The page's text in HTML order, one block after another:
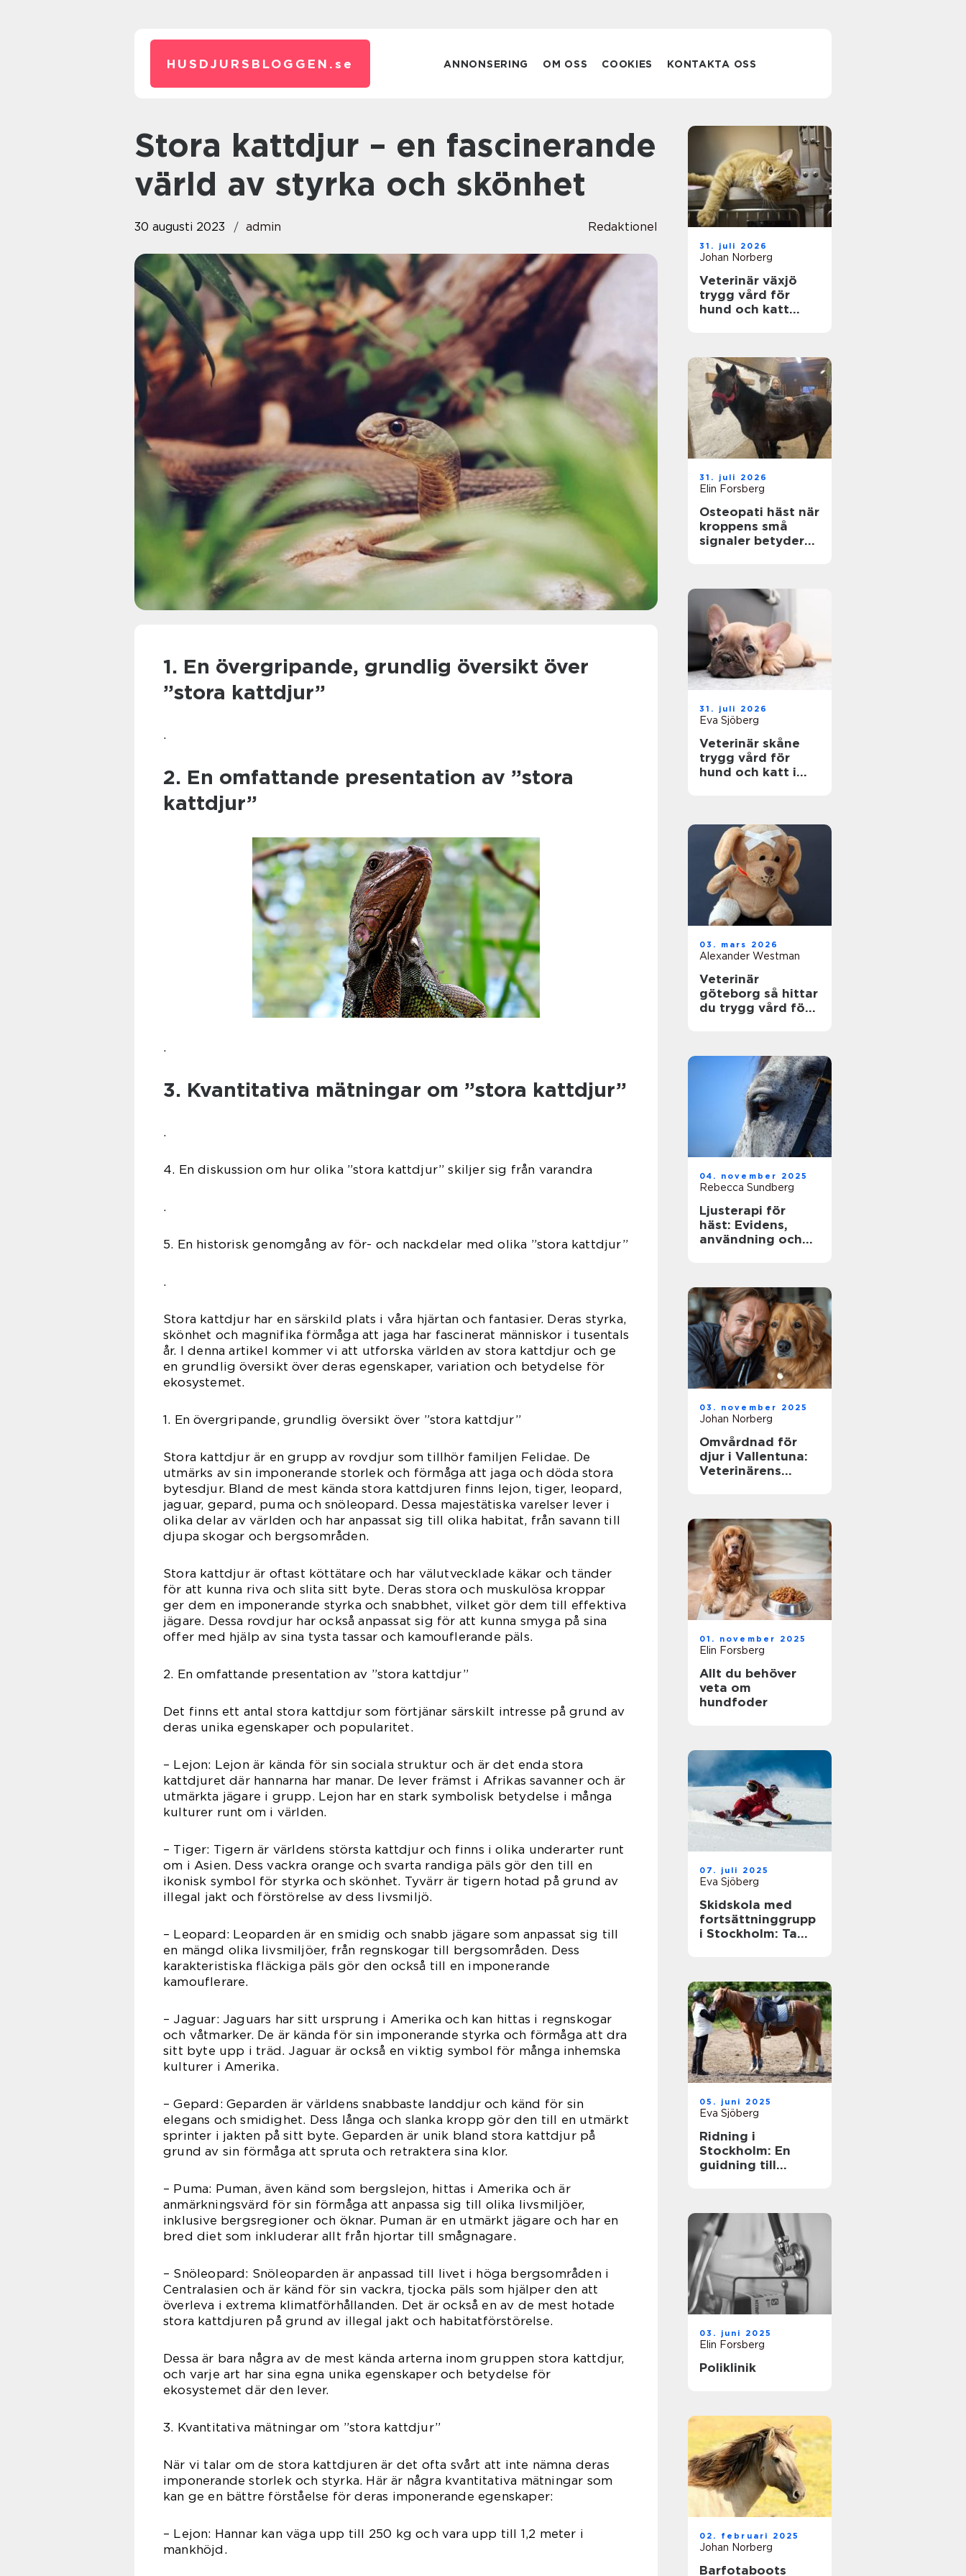
HUSDJURSBLOGGEN. se ANNONSERING OM OSS COOKIES KONTAKTA OSS
Stora kattdjur – en fascinerande
värld av styrka och skönhet
30 augusti 2023 admin Redaktionel
1. En övergripande, grundlig översikt över
”stora kattdjur”
.
2. En omfattande presentation av ”stora
kattdjur”
.
3. Kvantitativa mätningar om ”stora kattdjur”
.
4. En diskussion om hur olika ”stora kattdjur” skiljer sig från varandra
.
5. En historisk genomgång av för- och nackdelar med olika ”stora kattdjur”
.
Stora kattdjur har en särskild plats i våra hjärtan och fantasier. Deras styrka,
skönhet och magnifika förmåga att jaga har fascinerat människor i tusentals
år. I denna artikel kommer vi att utforska världen av stora kattdjur och ge
en grundlig översikt över deras egenskaper, variation och betydelse för
ekosystemet.
1. En övergripande, grundlig översikt över ”stora kattdjur”
Stora kattdjur är en grupp av rovdjur som tillhör familjen Felidae. De
utmärks av sin imponerande storlek och förmåga att jaga och döda stora
bytesdjur. Bland de mest kända stora kattdjuren finns lejon, tiger, leopard,
jaguar, gepard, puma och snöleopard. Dessa majestätiska varelser lever i
olika delar av världen och har anpassat sig till olika habitat, från savann till
djupa skogar och bergsområden.
Stora kattdjur är oftast köttätare och har välutvecklade käkar och tänder
för att kunna riva och slita sitt byte. Deras stora och muskulösa kroppar
ger dem en imponerande styrka och snabbhet, vilket gör dem till effektiva
jägare. Dessa rovdjur har också anpassat sig för att kunna smyga på sina
offer med hjälp av sina tysta tassar och kamouflerande päls.
2. En omfattande presentation av ”stora kattdjur”
Det finns ett antal stora kattdjur som förtjänar särskilt intresse på grund av
deras unika egenskaper och popularitet.
– Lejon: Lejon är kända för sin sociala struktur och är det enda stora
kattdjuret där hannarna har manar. De lever främst i Afrikas savanner och är
utmärkta jägare i grupp. Lejon har en stark symbolisk betydelse i många
kulturer runt om i världen.
– Tiger: Tigern är världens största kattdjur och finns i olika underarter runt
om i Asien. Dess vackra orange och svarta randiga päls gör den till en
ikonisk symbol för styrka och skönhet. Tyvärr är tigern hotad på grund av
illegal jakt och förstörelse av dess livsmiljö.
– Leopard: Leoparden är en smidig och snabb jägare som anpassat sig till
en mängd olika livsmiljöer, från regnskogar till bergsområden. Dess
karakteristiska fläckiga päls gör den också till en imponerande
kamouflerare.
– Jaguar: Jaguars har sitt ursprung i Amerika och kan hittas i regnskogar
och våtmarker. De är kända för sin imponerande styrka och förmåga att dra
sitt byte upp i träd. Jaguar är också en viktig symbol för många inhemska
kulturer i Amerika.
– Gepard: Geparden är världens snabbaste landdjur och känd för sin
elegans och smidighet. Dess långa och slanka kropp gör den till en utmärkt
sprinter i jakten på sitt byte. Geparden är unik bland stora kattdjur på
grund av sin förmåga att spruta och retraktera sina klor.
– Puma: Puman, även känd som bergslejon, hittas i Amerika och är
anmärkningsvärd för sin förmåga att anpassa sig till olika livsmiljöer,
inklusive bergsregioner och öknar. Puman är en utmärkt jägare och har en
bred diet som inkluderar allt från hjortar till smågnagare.
– Snöleopard: Snöleoparden är anpassad till livet i höga bergsområden i
Centralasien och är känd för sin vackra, tjocka päls som hjälper den att
överleva i extrema klimatförhållanden. Det är också en av de mest hotade
stora kattdjuren på grund av illegal jakt och habitatförstörelse.
Dessa är bara några av de mest kända arterna inom gruppen stora kattdjur,
och varje art har sina egna unika egenskaper och betydelse för
ekosystemet där den lever.
3. Kvantitativa mätningar om ”stora kattdjur”
När vi talar om de stora kattdjuren är det ofta svårt att inte nämna deras
imponerande storlek och styrka. Här är några kvantitativa mätningar som
kan ge en bättre förståelse för deras imponerande egenskaper:
– Lejon: Hannar kan väga upp till 250 kg och vara upp till 1,2 meter i
mankhöjd.
31. juli 2026
Johan Norberg
Veterinär växjö
trygg vård för
hund och katt
31. juli 2026
Elin Forsberg
Osteopati häst när
kroppens små
signaler betyder
31. juli 2026
Eva Sjöberg
Veterinär skåne
trygg vård för
hund och katt i
03. mars 2026
Alexander Westman
Veterinär
göteborg så hittar
du trygg vård för
04. november 2025
Rebecca Sundberg
Ljusterapi för
häst: Evidens,
användning och
03. november 2025
Johan Norberg
Omvårdnad för
djur i Vallentuna:
Veterinärens
01. november 2025
Elin Forsberg
Allt du behöver
veta om
hundfoder
07. juli 2025
Eva Sjöberg
Skidskola med
fortsättninggrupp
i Stockholm: Ta
05. juni 2025
Eva Sjöberg
Ridning i
Stockholm: En
guidning till
03. juni 2025
Elin Forsberg
Poliklinik
02. februari 2025
Johan Norberg
Barfotaboots